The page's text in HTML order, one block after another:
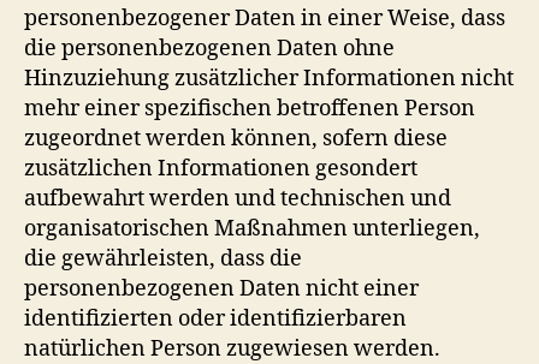
personenbezogener Daten in einer Weise, dass
die personenbezogenen Daten ohne
Hinzuziehung zusätzlicher Informationen nicht
mehr einer spezifischen betroffenen Person
zugeordnet werden können, sofern diese
zusätzlichen Informationen gesondert
aufbewahrt werden und technischen und
organisatorischen Maßnahmen unterliegen,
die gewährleisten, dass die
personenbezogenen Daten nicht einer
identifizierten oder identifizierbaren
natürlichen Person zugewiesen werden.